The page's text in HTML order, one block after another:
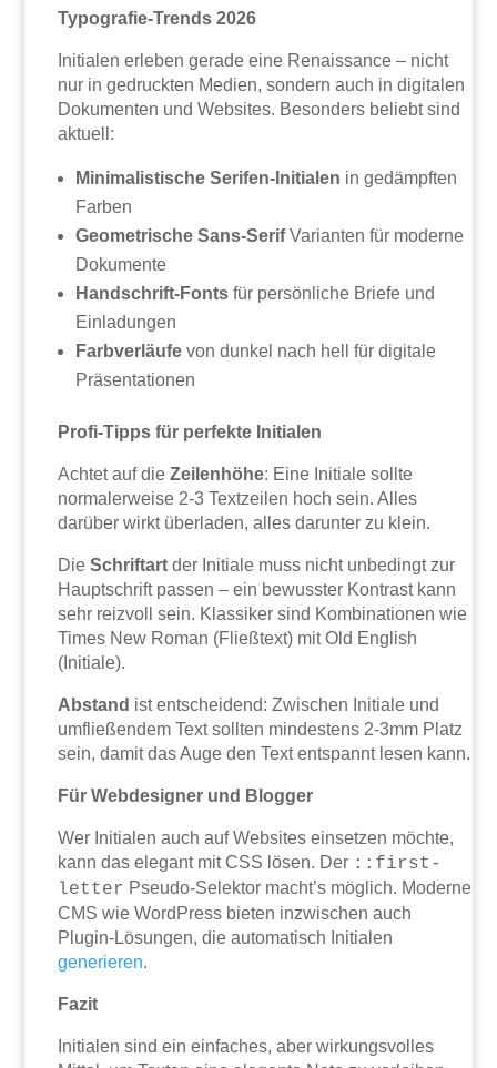
Typografie-Trends 2026
Initialen erleben gerade eine Renaissance – nicht
nur in gedruckten Medien, sondern auch in digitalen
Dokumenten und Websites. Besonders beliebt sind
aktuell:
Minimalistische Serifen-Initialen in gedämpften
Farben
Geometrische Sans-SerifVarianten für moderne
Dokumente
Handschrift-Fonts für persönliche Briefe und
Einladungen
Farbverläufe von dunkel nach hell für digitale
Präsentationen
Profi-Tipps für perfekte Initialen
Achtet auf dieZeilenhöhe: Eine Initiale sollte
normalerweise 2-3 Textzeilen hoch sein. Alles
darüber wirkt überladen, alles darunter zu klein.
DieSchriftart der Initiale muss nicht unbedingt zur
Hauptschrift passen – ein bewusster Kontrast kann
sehr reizvoll sein. Klassiker sind Kombinationen wie
Times New Roman (Fließtext) mit Old English
(Initiale).
Abstand ist entscheidend: Zwischen Initiale und
umfließendem Text sollten mindestens 2-3mm Platz
sein, damit das Auge den Text entspannt lesen kann.
Für Webdesigner und Blogger
Wer Initialen auch auf Websites einsetzen möchte,
kann das elegant mit CSS lösen. Der ::first-
letter Pseudo-Selektor macht’s möglich. Moderne
CMS wie WordPress bieten inzwischen auch
Plugin-Lösungen, die automatisch Initialen
generieren.
Fazit
Initialen sind ein einfaches, aber wirkungsvolles